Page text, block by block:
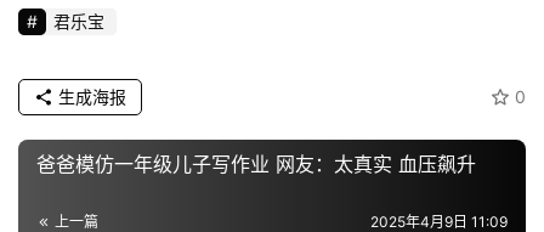
君乐宝
0
生成海报
爸爸模仿一年级儿子写作业 网友：太真实 血压飙升
上一篇 2025年4月9日 11:09